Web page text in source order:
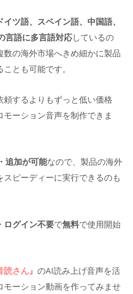
ツ語、スペイン語、中国語、
言語に多言語対応しているの
数の海外市場へきめ細かに製品
とも可能です。
頼するよりもずっと低い価格
ーション音声を制作できま
追加が可能なので、製品の海外
ピーディーに実行できるのも
ログイン不要で無料で使用開始
読さん』 のAI読み上げ音声を活
モーション動画を作ってみませ